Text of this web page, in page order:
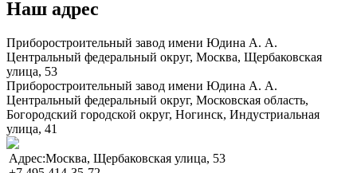
Наш адрес
Приборостроительный завод имени Юдина А. А.
Центральный федеральный округ, Москва, Щербаковская
улица, 53
Приборостроительный завод имени Юдина А. А.
Центральный федеральный округ, Московская область,
Богородский городской округ, Ногинск, Индустриальная
улица, 41
Адрес:Москва, Щербаковская улица, 53